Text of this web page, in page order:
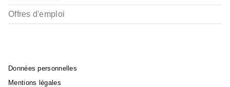
Offres d'emploi
Données personnelles
Mentions légales